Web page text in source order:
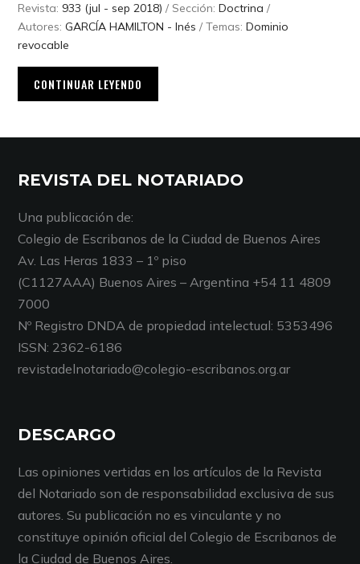
Revista: 933 (jul - sep 2018) / Sección:Doctrina /
Autores:GARCÍA HAMILTON - Inés / Temas:Dominio
revocable
CONTINUAR LEYENDO
REVISTA DEL NOTARIADO
Una publicación de:
Colegio de Escribanos de la Ciudad de Buenos Aires
Av. Las Heras 1833 – 1º piso
(C1127AAA) Buenos Aires – Argentina +54 11 4809
7000
Nº Registro DNDA de propiedad intelectual: 5353496
ISSN: 2362-6186
revistadelnotariado@colegio-escribanos.org.ar
DESCARGO
Las opiniones vertidas en los artículos de la Revista
del Notariado son de responsabilidad exclusiva de sus
autores. Su publicación no es vinculante y no
constituye opinión oficial del Colegio de Escribanos de
la Ciudad de Buenos Aires.